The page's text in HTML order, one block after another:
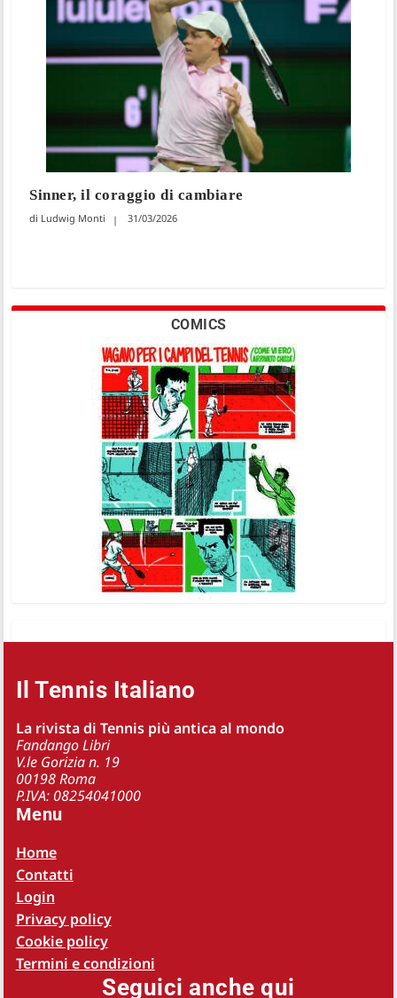
Sinner, il coraggio di cambiare
Ludwig Monti 31/03/2026
COMICS
Il Tennis Italiano
La rivista di Tennis più antica al mondo
Fandango Libri
V.le Gorizia n. 19
00198 Roma
P.IVA: 08254041000
Menu
Home
Contatti
Login
Privacy policy
Cookie policy
Termini e condizioni
Seguici anche qui